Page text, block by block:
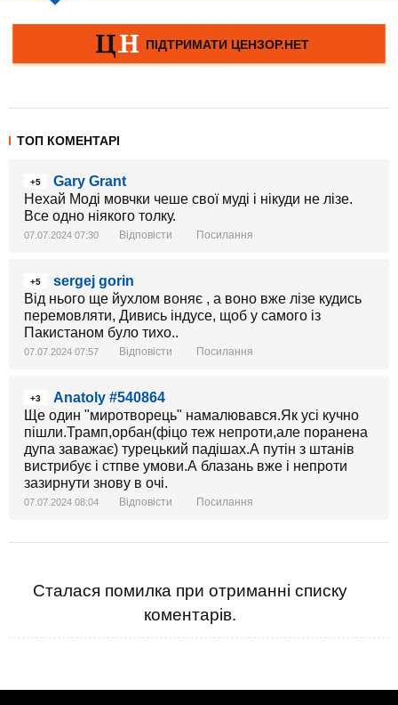
ТОП КОМЕНТАРІ
+5
Gary Grant
Нехай Моді мовчки чеше свої муді і нікуди не лізе.
Все одно ніякого толку.
07.07.2024 07:30 Відповісти Посилання
+5
sergej gorin
Від нього ще йухлом воняє , а воно вже лізе кудись
перемовляти, Дивись індусе, щоб у самого із
Пакистаном було тихо..
07.07.2024 07:57 Відповісти Посилання
+3
Anatoly #540864
Ще один "миротворець" намалювався.Як усі кучно
пішли.Трамп,орбан(фіцо теж непроти,але поранена
дупа заважає) турецький падішах.А путін з штанів
вистрибує і стпве умови.А блазань вже і непроти
зазирнути знову в очі.
07.07.2024 08:04 Відповісти Посилання
Сталася помилка при отриманні списку
коментарів.